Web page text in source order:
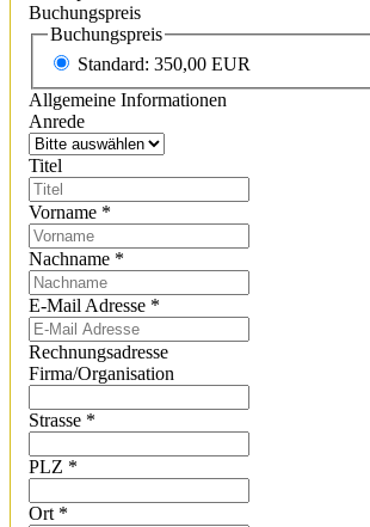
Buchungspreis
Buchungspreis
Standard: 350,00 EUR
Allgemeine Informationen
Anrede
Titel
Vorname *
Nachname *
E-Mail Adresse *
Rechnungsadresse
Firma/Organisation
Strasse *
PLZ *
Ort*